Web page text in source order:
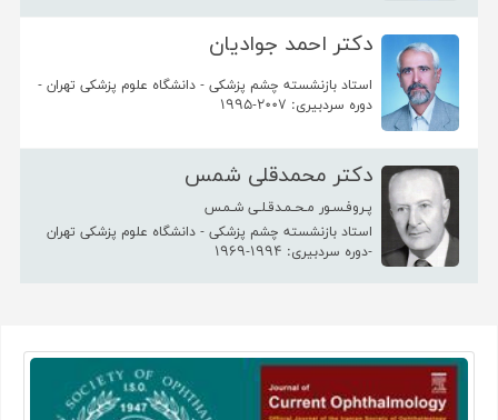
دکتر احمد جوادیان
استاد بازنشسته چشم پزشکی - دانشگاه علوم پزشکی تهران -
دوره سردبیری: 2007-1995
دکتر محمدقلی شمس
پـروفـسـور مـحـمـدقـلـی شـمـس
استاد بازنشسته چشم پزشکی - دانشگاه علوم پزشکی تهران
-دوره سردبیری: 1994-1969